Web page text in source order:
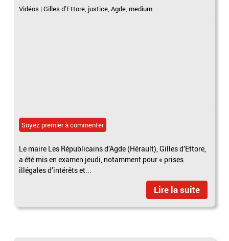
Vidéos |Gilles d’Ettore, justice,Agde, medium
Soyez premier à commenter
Le maire Les Républicains d’Agde (Hérault), Gilles d’Ettore,
a été mis en examen jeudi, notamment pour « prises
illégales d’intérêts et...
Lire la suite